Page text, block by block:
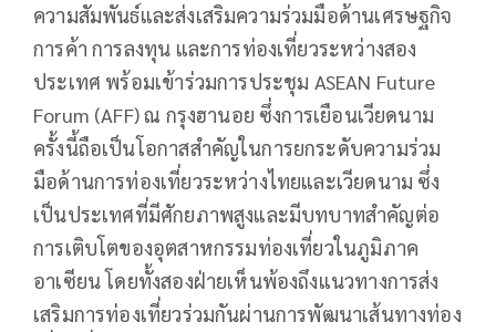
ความสัมพันธ์และส่งเสริมความร่วมมือด้านเศรษฐกิจ
การค้า การลงทุน และการท่องเที่ยวระหว่างสอง
ประเทศ พร้อมเข้าร่วมการประชุม ASEAN Future
Forum (AFF) ณ กรุงฮานอย ซึ่งการเยือนเวียดนาม
ครั้งนี้ถือเป็นโอกาสสำคัญในการยกระดับความร่วม
มือด้านการท่องเที่ยวระหว่างไทยและเวียดนาม ซึ่ง
เป็นประเทศที่มีศักยภาพสูงและมีบทบาทสำคัญต่อ
การเติบโตของอุตสาหกรรมท่องเที่ยวในภูมิภาค
อาเซียน โดยทั้งสองฝ่ายเห็นพ้องถึงแนวทางการส่ง
เสริมการท่องเที่ยวร่วมกันผ่านการพัฒนาเส้นทางท่อง